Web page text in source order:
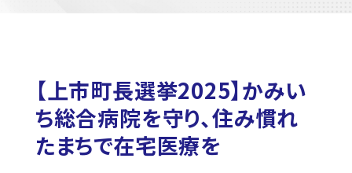
【上市町長選挙2025】かみい
ち総合病院を守り、住み慣れ
たまちで在宅医療を